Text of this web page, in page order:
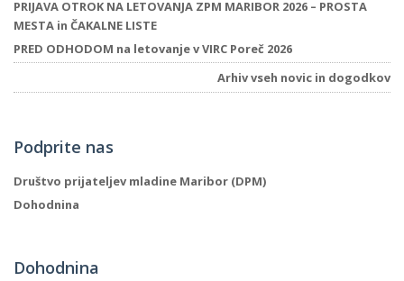
PRIJAVA OTROK NA LETOVANJA ZPM MARIBOR 2026 – PROSTA
MESTA in ČAKALNE LISTE
PRED ODHODOM na letovanje v VIRC Poreč 2026
Arhiv vseh novic in dogodkov
Podprite nas
Društvo prijateljev mladine Maribor (DPM)
Dohodnina
Dohodnina